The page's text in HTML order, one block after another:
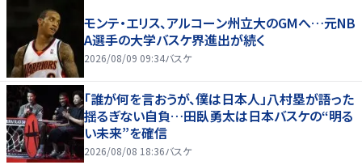
モンテ・エリス、アルコーン州立大のGMへ…元NB
A選手の大学バスケ界進出が続く
2026/08/09 09:34バスケ
「誰が何を言おうが、僕は日本人」八村塁が語った
揺るぎない自負…田臥勇太は日本バスケの“明る
い未来”を確信
2026/08/08 18:36バスケ